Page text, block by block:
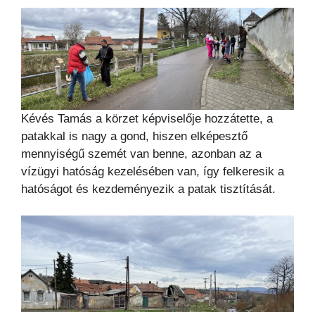
Kévés Tamás a körzet képviselője hozzátette, a
patakkal is nagy a gond, hiszen elképesztő
mennyiségű szemét van benne, azonban az a
vízügyi hatóság kezelésében van, így felkeresik a
hatóságot és kezdeményezik a patak tisztítását.